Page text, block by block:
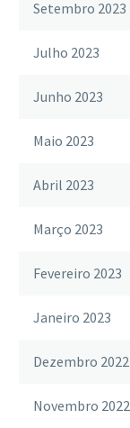
Setembro 2023
Julho 2023
Junho 2023
Maio 2023
Abril 2023
Março 2023
Fevereiro 2023
Janeiro 2023
Dezembro 2022
Novembro 2022